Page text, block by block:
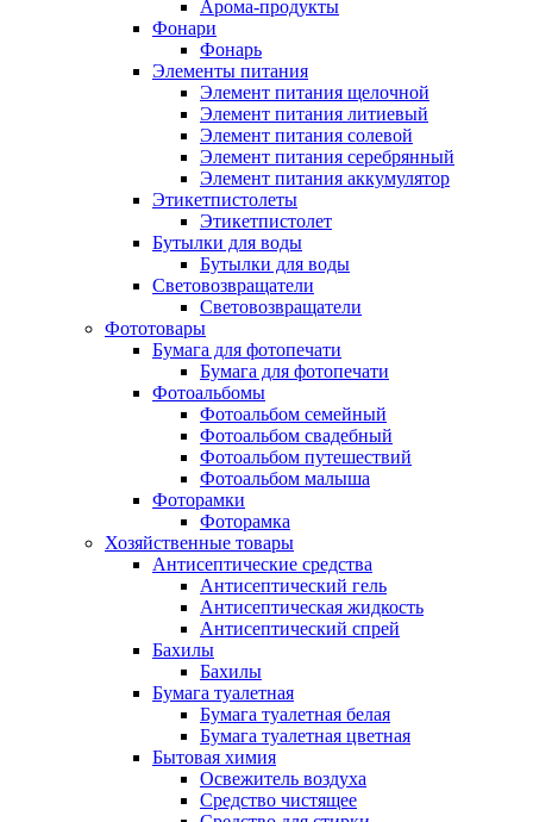
Арома-продукты
Фонари
Фонарь
Элементы питания
Элемент питания щелочной
Элемент питания литиевый
Элемент питания солевой
Элемент питания серебрянный
Элемент питания аккумулятор
Этикетпистолеты
Этикетпистолет
Бутылки для воды
Бутылки для воды
Световозвращатели
Световозвращатели
Фототовары
Бумага для фотопечати
Бумага для фотопечати
Фотоальбомы
Фотоальбом семейный
Фотоальбом свадебный
Фотоальбом путешествий
Фотоальбом малыша
Фоторамки
Фоторамка
Хозяйственные товары
Антисептические средства
Антисептический гель
Антисептическая жидкость
Антисептический спрей
Бахилы
Бахилы
Бумага туалетная
Бумага туалетная белая
Бумага туалетная цветная
Бытовая химия
Освежитель воздуха
Средство чистящее